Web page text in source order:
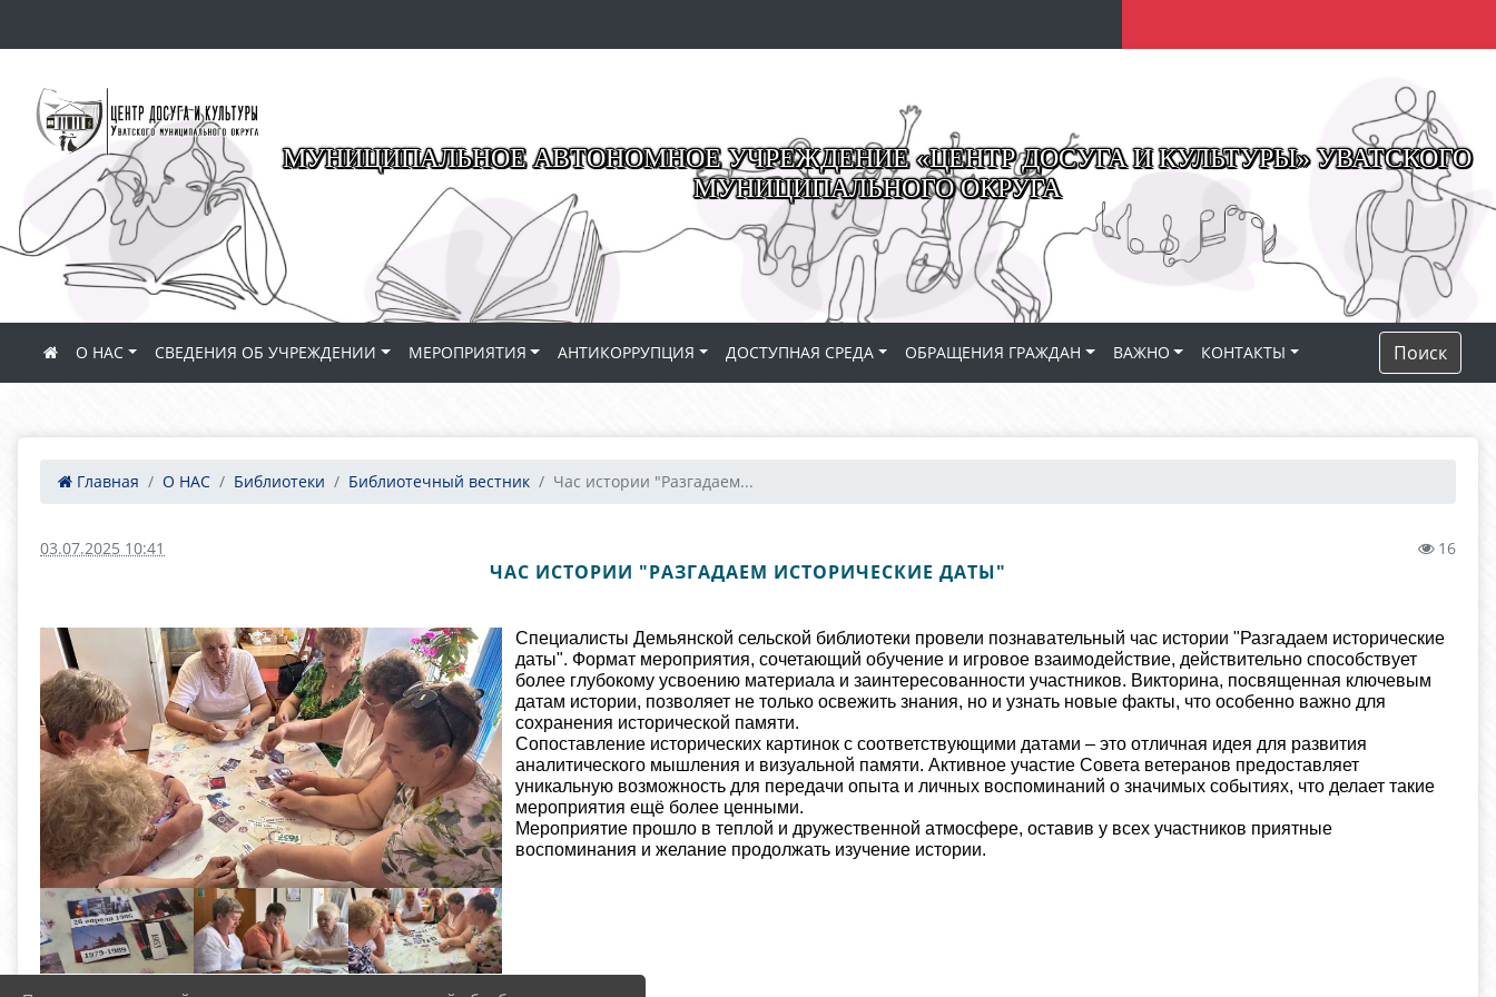
МУНИЦИПАЛЬНОЕ АВТОНОМНОЕ УЧРЕЖДЕНИЕ «ЦЕНТР ДОСУГА И КУЛЬТУРЫ» УВАТСКОГО
МУНИЦИПАЛЬНОГО ОКРУГА
О НАС СВЕДЕНИЯ ОБ УЧРЕЖДЕНИИ МЕРОПРИЯТИЯ АНТИКОРРУПЦИЯ ДОСТУПНАЯ СРЕДА ОБРАЩЕНИЯ ГРАЖДАН ВАЖНО КОНТАКТЫ Поиск
Главная О НАС Библиотеки Библиотечный вестник Час истории "Разгадаем...
03.07.2025 10:41 16
ЧАС ИСТОРИИ "РАЗГАДАЕМ ИСТОРИЧЕСКИЕ ДАТЫ"
Специалисты Демьянской сельской библиотеки провели познавательный час истории "Разгадаем исторические
даты". Формат мероприятия, сочетающий обучение и игровое взаимодействие, действительно способствует
более глубокому усвоению материала и заинтересованности участников. Викторина, посвященная ключевым
датам истории, позволяет не только освежить знания, но и узнать новые факты, что особенно важно для
сохранения исторической памяти.
Сопоставление исторических картинок с соответствующими датами – это отличная идея для развития
аналитического мышления и визуальной памяти. Активное участие Совета ветеранов предоставляет
уникальную возможность для передачи опыта и личных воспоминаний о значимых событиях, что делает такие
мероприятия ещё более ценными.
Мероприятие прошло в теплой и дружественной атмосфере, оставив у всех участников приятные
воспоминания и желание продолжать изучение истории.